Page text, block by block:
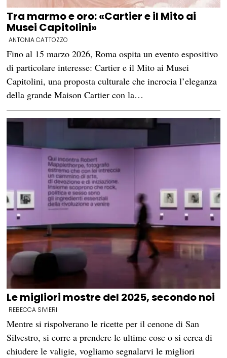
Tra marmo e oro: «Cartier e il Mito ai
Musei Capitolini»
ANTONIA CATTOZZO
Fino al 15 marzo 2026, Roma ospita un evento espositivo
di particolare interesse: Cartier e il Mito ai Musei
Capitolini, una proposta culturale che incrocia l’eleganza
della grande Maison Cartier con la…
Le migliori mostre del 2025, secondo noi
REBECCA SIVIERI
Mentre si rispolverano le ricette per il cenone di San
Silvestro, si corre a prendere le ultime cose o si cerca di
chiudere le valigie, vogliamo segnalarvi le migliori